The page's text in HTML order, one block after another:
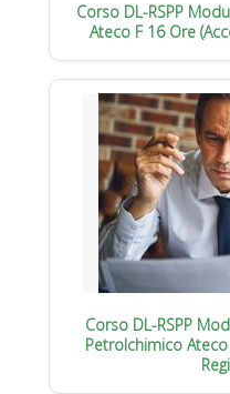
Corso DL-RSPP
Ateco F 16 Ore
Corso DL-RSPP
Petrolchimico